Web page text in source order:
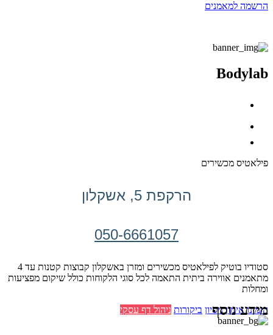
הרשמה למאמנים
Bodylab
פילאטיס מכשירים
הרקפת 5, אשקלון
050-6661057
סטודיו בוטיק לפילאטיס מכשירים ומזרן באשקלון קבוצות קטנות עד 4
מתאמנים אווירה ביתית התאמה לכל סוגי הלקוחות כולל שיקום מפציעות
ומחלות
הזמינו אימון ניסיון ביקורות ניהול דף עסקי מידע נוסף